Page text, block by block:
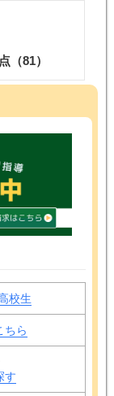
（81）
校生
ちら
す